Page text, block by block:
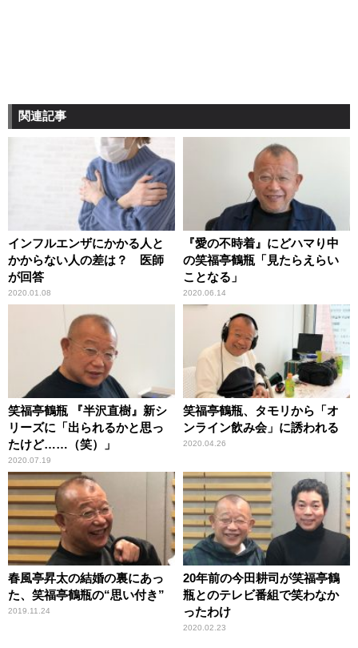
関連記事
インフルエンザにかかる人と
かからない人の差は？ 医師
が回答
2020.01.08
『愛の不時着』にどハマり中
の笑福亭鶴瓶「見たらえらい
ことなる」
2020.06.14
笑福亭鶴瓶 『半沢直樹』新シ
リーズに「出られるかと思っ
たけど……（笑）」
2020.07.19
笑福亭鶴瓶、タモリから「オ
ンライン飲み会」に誘われる
2020.04.26
春風亭昇太の結婚の裏にあっ
た、笑福亭鶴瓶の“思い付き”
2019.11.24
20年前の今田耕司が笑福亭鶴
瓶とのテレビ番組で笑わなか
ったわけ
2020.02.23